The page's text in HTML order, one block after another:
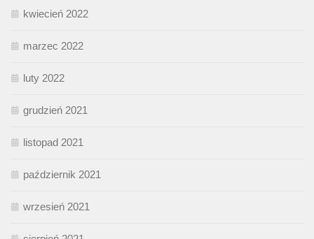
kwiecień 2022
marzec 2022
luty 2022
grudzień 2021
listopad 2021
październik 2021
wrzesień 2021